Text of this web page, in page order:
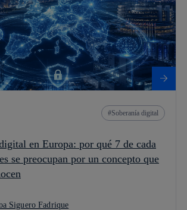
Soberanía digital
en Europa: por qué 7 de cada
se preocupan por un concepto que
Siguero Fadrique